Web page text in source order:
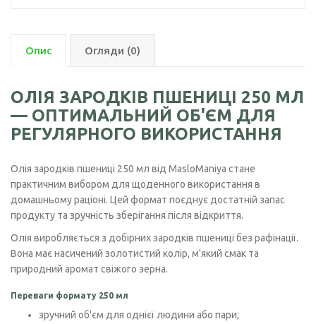
Опис Огляди (0)
ОЛІЯ ЗАРОДКІВ ПШЕНИЦІ 250 МЛ
— ОПТИМАЛЬНИЙ ОБ'ЄМ ДЛЯ
РЕГУЛЯРНОГО ВИКОРИСТАННЯ
Олія зародків пшениці 250 мл від MasloManiya стане
практичним вибором для щоденного використання в
домашньому раціоні. Цей формат поєднує достатній запас
продукту та зручність зберігання після відкриття.
Олія виробляється з добірних зародків пшениці без рафінації.
Вона має насичений золотистий колір, м'який смак та
природний аромат свіжого зерна.
Переваги формату 250 мл
зручний об'єм для однієї людини або пари;